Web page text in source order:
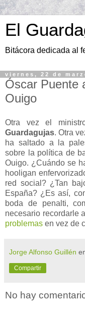
El
Bitácora dedicada al
viernes, 22 de
Óscar Puente
Ouigo
Otra vez el
Guardagujas. Otra
ha saltado a la
sobre la política de
Ouigo. ¿Cuándo se
hooligan
red social? ¿Tan
España? ¿Es así,
boda de penalti,
necesario recordarle
problemas en vez de
Jorge Alfonso Guillén
Compartir
No hay